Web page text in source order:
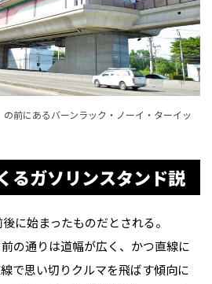
前にあるバーンラック・ノーイ・ターイッ
るガソリンスタンド説
に始まったものだとされる。
の通りは道幅が広く、かつ直線に
で思い切りクルマを飛ばす傾向に